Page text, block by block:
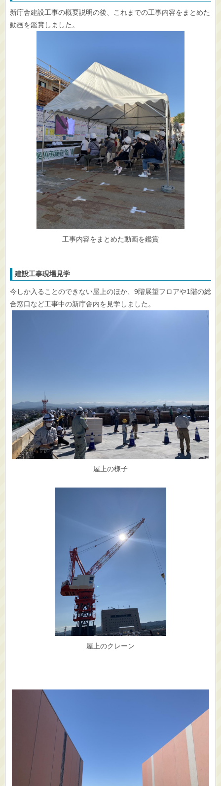
新庁舎建設工事の概要説明の後、これまでの工事内容をまとめた
動画を鑑賞しました。
工事内容をまとめた動画を鑑賞
建設工事現場見学
今しか入ることのできない屋上のほか、9階展望フロアや1階の総
合窓口など工事中の新庁舎内を見学しました。
屋上の様子
屋上のクレーン